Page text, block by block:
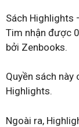
Sách Highlights
Tim nhận được
bởi Zenbooks.
Quyền sách này
Highlights.
Ngoài ra,